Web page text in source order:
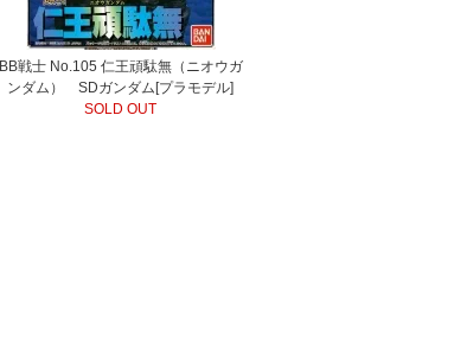
BB戦士 No.105 仁王頑駄無（ニオウガ
ンダム） SDガンダム[プラモデル]
SOLD OUT